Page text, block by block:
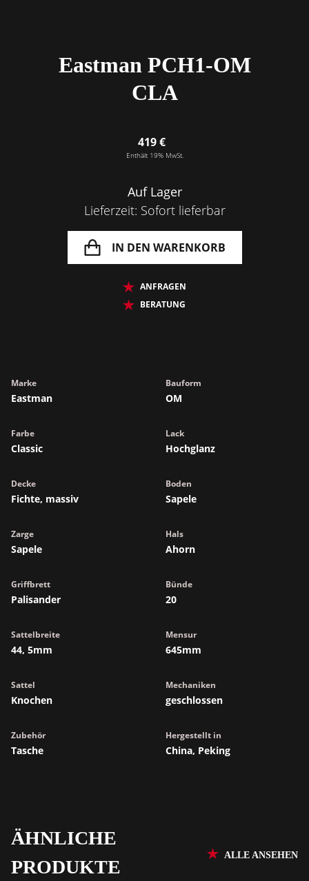
Eastman PCH1-OM
CLA
419 €
Enthält 19% MwSt.
Auf Lager
Lieferzeit: Sofort lieferbar
IN DEN WARENKORB
ANFRAGEN
BERATUNG
Marke
Eastman
Bauform
OM
Farbe
Classic
Lack
Hochglanz
Decke
Fichte, massiv
Boden
Sapele
Zarge
Sapele
Hals
Ahorn
Griffbrett
Palisander
Bünde
20
Sattelbreite
44, 5mm
Mensur
645mm
Sattel
Knochen
Mechaniken
geschlossen
Zubehör
Tasche
Hergestellt in
China, Peking
ÄHNLICHE
PRODUKTE
ALLE ANSEHEN